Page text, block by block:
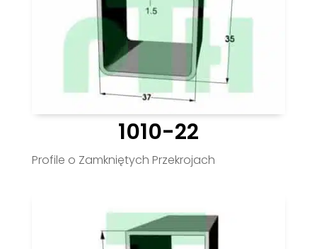
1010-22
Profile o Zamkniętych Przekrojach